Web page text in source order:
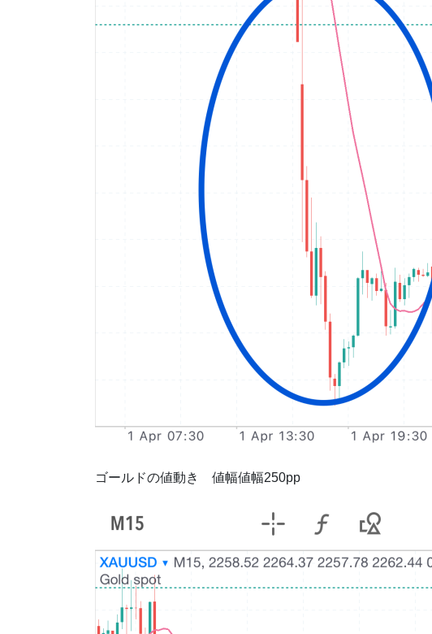
ゴールドの値動き 値幅値幅250pp